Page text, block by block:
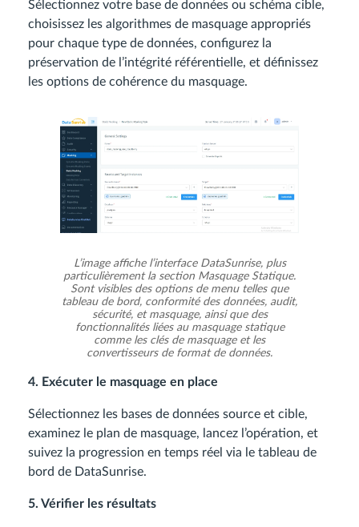
Sélectionnez votre base de données ou schéma cible,
choisissez les algorithmes de masquage appropriés
pour chaque type de données, configurez la
préservation de l’intégrité référentielle, et définissez
les options de cohérence du masquage.
L’image affiche l’interface DataSunrise, plus
particulièrement la section Masquage Statique.
Sont visibles des options de menu telles que
tableau de bord, conformité des données, audit,
sécurité, et masquage, ainsi que des
fonctionnalités liées au masquage statique
comme les clés de masquage et les
convertisseurs de format de données.
4. Exécuter le masquage en place
Sélectionnez les bases de données source et cible,
examinez le plan de masquage, lancez l’opération, et
suivez la progression en temps réel via le tableau de
bord de DataSunrise.
5. Vérifier les résultats